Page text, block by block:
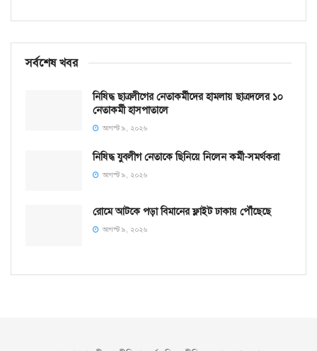
সর্বশেষ খবর
নিষিদ্ধ ছাত্রলীগের নেতাকর্মীদের হামলায় ছাত্রদলের ১০
নেতাকর্মী হাসপাতালে
আগস্ট ৯, ২০২৬
নিষিদ্ধ যুবলীগ নেতাকে ছিনিয়ে নিলেন কর্মী-সমর্থকরা
আগস্ট ৯, ২০২৬
রোমে আটকে পড়া বিমানের ফ্লাইট ঢাকায় পৌঁছেছে
আগস্ট ৯, ২০২৬